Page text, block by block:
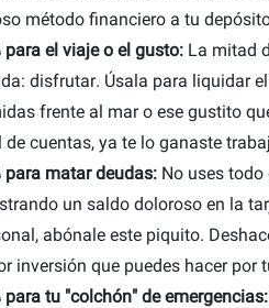
método financiero a tu
para el viaje o el gusto: La mitad
disfrutar. Úsala para liquidar
frente al mar o ese gustito
de cuentas, ya te lo ganaste
para matar deudas: No uses
un saldo doloroso en la
abónale este piquito.
inversión que puedes hacer por
para tu "colchón" de emergencias: